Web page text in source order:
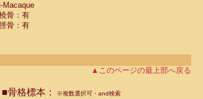
Macaque
骨：有
脛骨：有
▲このページの最上部へ戻る
■骨格標本： ※複数選択可・and検索